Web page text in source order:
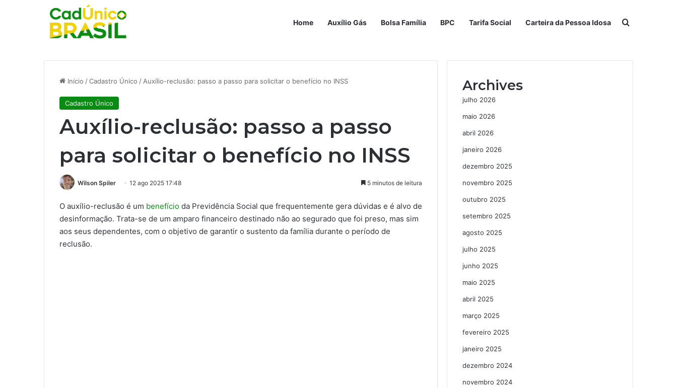
Home Auxílio Gás Bolsa Família BPC Tarifa Social Carteira da Pessoa Idosa Procurar por
Início /Cadastro Único / Auxílio-reclusão: passo a passo para solicitar o benefício no INSS
Cadastro Único
Auxílio-reclusão: passo a passo
para solicitar o benefício no INSS
Wilson Spiler 12 ago 2025 17:48 5 minutos de leitura
O auxílio-reclusão é um benefício da Previdência Social que frequentemente gera dúvidas e é alvo de
desinformação. Trata-se de um amparo financeiro destinado não ao segurado que foi preso, mas sim
aos seus dependentes, com o objetivo de garantir o sustento da família durante o período de
reclusão.
Archives
julho 2026
maio 2026
abril 2026
janeiro 2026
dezembro 2025
novembro 2025
outubro 2025
setembro 2025
agosto 2025
julho 2025
junho 2025
maio 2025
abril 2025
março 2025
fevereiro 2025
janeiro 2025
dezembro 2024
novembro 2024